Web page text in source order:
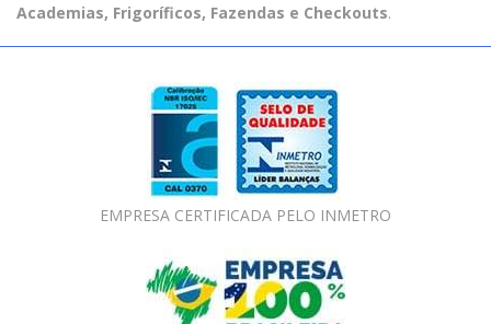
Academias, Frigoríficos, Fazendas e Checkouts.
EMPRESA CERTIFICADA PELO INMETRO